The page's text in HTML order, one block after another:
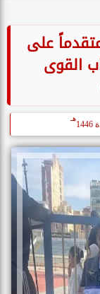
20 مركزاً متقدماً على
القوى
هـ